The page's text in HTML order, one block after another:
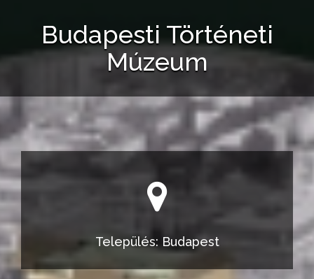
Budapesti Történeti
Múzeum
Település: Budapest